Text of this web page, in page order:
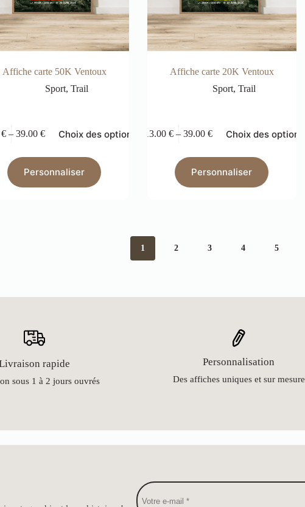
Affiche carte 50K Ventoux
Sport, Trail
€ –39.00€ Choix des options
Personnaliser
Affiche carte 20K Ventoux
Sport, Trail
13.00€ –39.00€ Choix des options
Personnaliser
1 2 3 4 5
rapide
sous 1 à 2 jours ouvrés
Personnalisation
Des affiches uniques et sur mesure